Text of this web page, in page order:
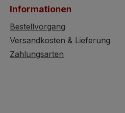
Informationen
Bestellvorgang
Versandkosten & Lieferung
Zahlungsarten